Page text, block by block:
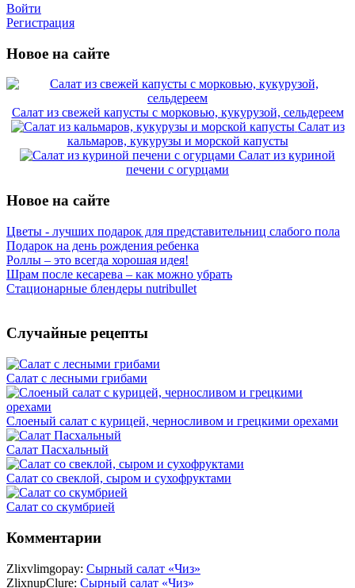
Войти
Регистрация
Новое на сайте
Салат из свежей капусты с морковью, кукурузой, сельдереем
Салат из
кальмаров, кукурузы и морской капусты
Салат из куриной
печени с огурцами
Новое на сайте
Цветы - лучших подарок для представительниц слабого пола
Подарок на день рождения ребенка
Роллы – это всегда хорошая идея!
Шрам после кесарева – как можно убрать
Стационарные блендеры nutribullet
Случайные рецепты
Салат с лесными грибами
Слоеный салат с курицей, черносливом и грецкими орехами
Салат Пасхальный
Салат со свеклой, сыром и сухофруктами
Салат со скумбрией
Комментарии
Zlixvlimgopay: Сырный салат «Чиз»
ZlixnupClure: Сырный салат «Чиз»